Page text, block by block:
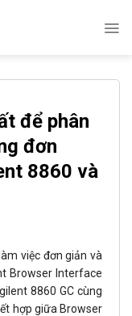
để phân
đơn
8860 và
việc đơn giản và
Browser Interface
8860 GC cùng
hợp giữa Browser